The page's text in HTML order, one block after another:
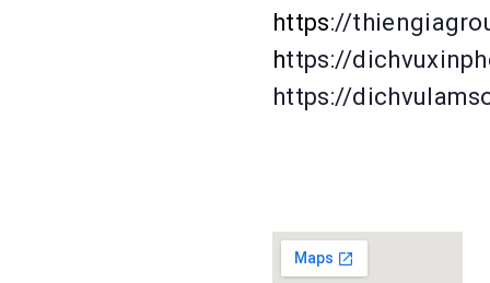
https://
https://
https://